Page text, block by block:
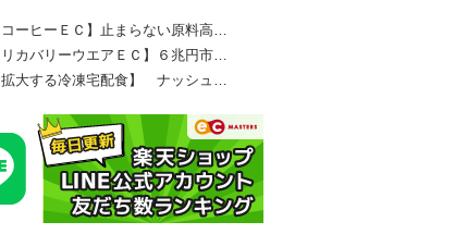
コーヒーＥＣ】止まらない原料高…
リカバリーウエアＥＣ】６兆円市…
拡大する冷凍宅配食】 ナッシュ…